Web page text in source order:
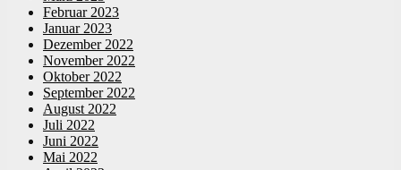
Februar 2023
Januar 2023
Dezember 2022
November 2022
Oktober 2022
September 2022
August 2022
Juli 2022
Juni 2022
Mai 2022